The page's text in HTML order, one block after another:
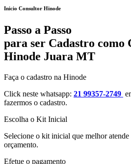
Inicio Consultor Hinode
Passo a Passo
para ser Cadastro como
Hinode Juara MT
Faça o cadastro na Hinode
Click neste whatsapp: 21 99357-2749
fazermos o cadastro.
Escolha o Kit Inicial
Selecione o kit inicial que melhor atende
orçamento.
Efetue o pagamento